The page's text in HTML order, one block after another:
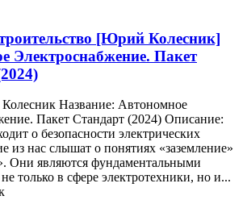
[Юрий Колесник]
Электроснабжение. Пакет
Название: Автономное
Пакет Стандарт (2024) Описание:
о безопасности электрических
из нас слышат о понятиях «заземление»
Они являются фундаментальными
только в сфере электротехники, но и...